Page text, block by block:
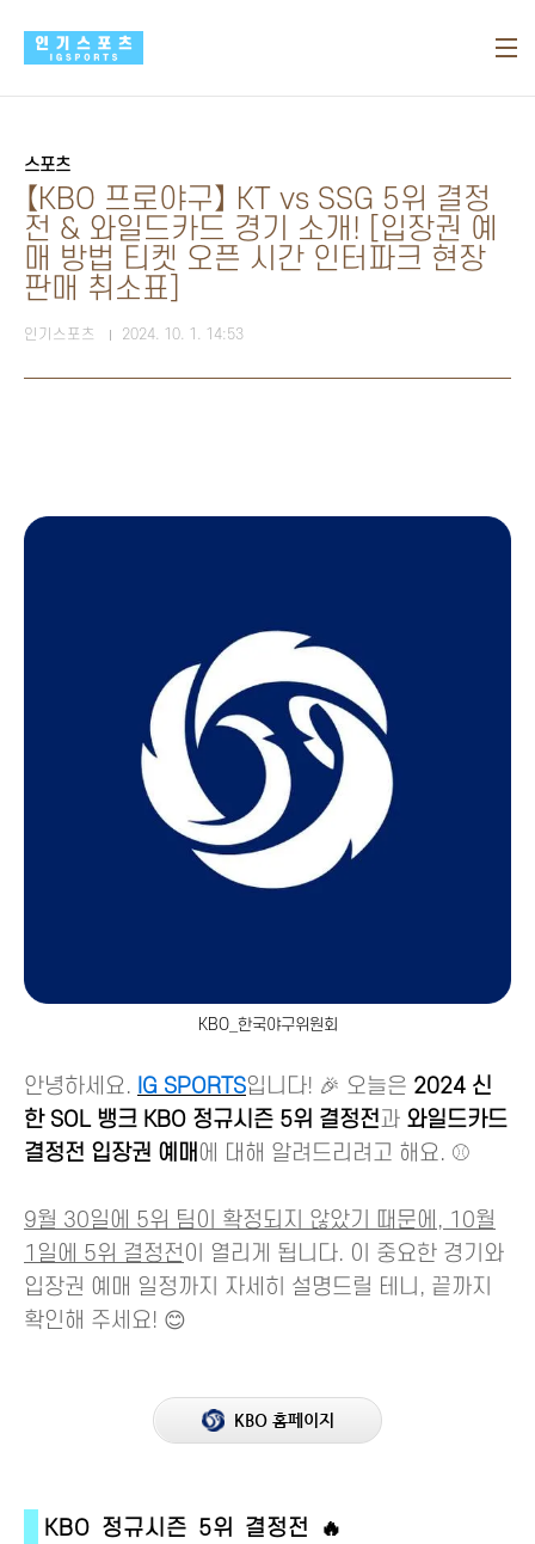
스포츠
【KBO 프로야구】 KT vs SSG 5위 결정
전 & 와일드카드 경기 소개! [입장권 예
매 방법 티켓 오픈 시간 인터파크 현장
판매 취소표]
인기스포츠 2024. 10. 1. 14:53
KBO_한국야구위원회
안녕하세요. IG SPORTS입니다! 🎉 오늘은 2024 신
한 SOL 뱅크 KBO 정규시즌 5위 결정전과 와일드카드
결정전 입장권 예매 에 대해 알려드리려고 해요. ⚾
9월 30일에 5위 팀이 확정되지 않았기 때문에, 10월
1일에 5위 결정전 이 열리게 됩니다. 이 중요한 경기와
입장권 예매 일정까지 자세히 설명드릴 테니, 끝까지
확인해 주세요! 😊
KBO 홈페이지
KBO 정규시즌 5위 결정전 🔥